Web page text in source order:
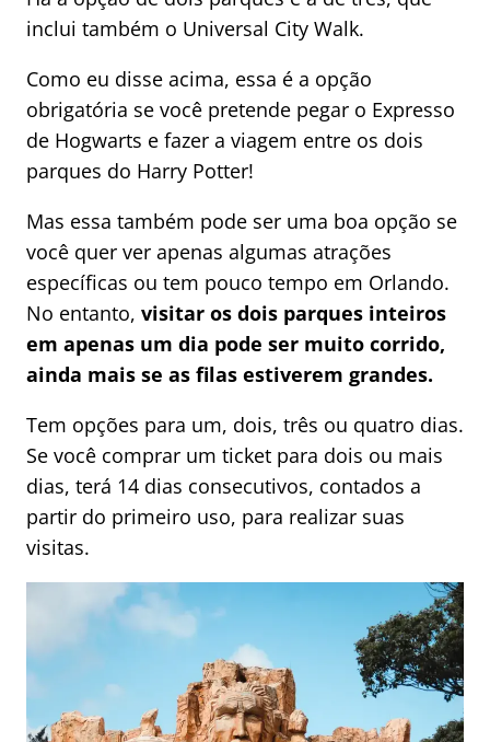
inclui também o Universal City Walk.
Como eu disse acima, essa é a opção
obrigatória se você pretende pegar o Expresso
de Hogwarts e fazer a viagem entre os dois
parques do Harry Potter!
Mas essa também pode ser uma boa opção se
você quer ver apenas algumas atrações
específicas ou tem pouco tempo em Orlando.
No entanto, visitar os dois parques inteiros
em apenas um dia pode ser muito corrido,
ainda mais se as filas estiverem grandes.
Tem opções para um, dois, três ou quatro dias.
Se você comprar um ticket para dois ou mais
dias, terá 14 dias consecutivos, contados a
partir do primeiro uso, para realizar suas
visitas.